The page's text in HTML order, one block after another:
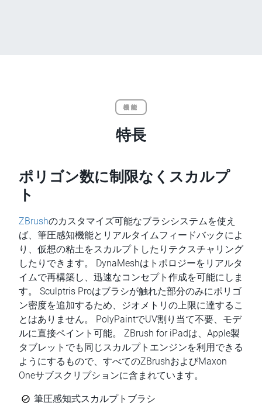
機能
特長
ポリゴン数に制限なくスカルプ
ト
ZBrushのカスタマイズ可能なブラシシステムを使え
ば、筆圧感知機能とリアルタイムフィードバックによ
り、仮想の粘土をスカルプトしたりテクスチャリング
したりできます。 DynaMeshはトポロジーをリアルタ
イムで再構築し、迅速なコンセプト作成を可能にしま
す。 Sculptris Proはブラシが触れた部分のみにポリゴ
ン密度を追加するため、ジオメトリの上限に達するこ
とはありません。 PolyPaintでUV割り当て不要、モデ
ルに直接ペイント可能。 ZBrush for iPadは、Apple製
タブレットでも同じスカルプトエンジンを利用できる
ようにするもので、すべてのZBrushおよびMaxon
Oneサブスクリプションに含まれています。
筆圧感知式スカルプトブラシ